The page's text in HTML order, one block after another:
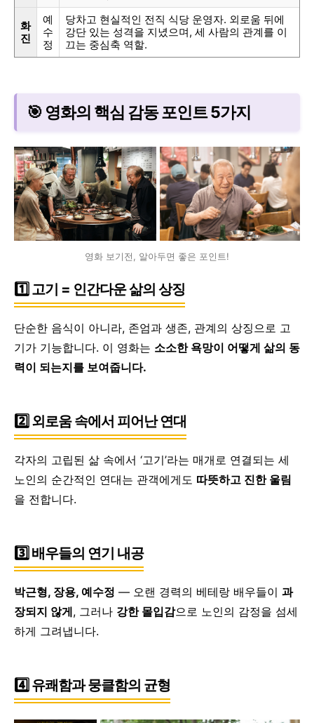
화
진
예
수
정
당차고 현실적인 전직 식당 운영자. 외로움 뒤에
강단 있는 성격을 지녔으며, 세 사람의 관계를 이
끄는 중심축 역할.
🎯 영화의 핵심 감동 포인트 5가지
영화 보기전, 알아두면 좋은 포인트!
1️⃣ 고기 = 인간다운 삶의 상징
단순한 음식이 아니라, 존엄과 생존, 관계의 상징으로 고
기가 기능합니다. 이 영화는 소소한 욕망이 어떻게 삶의 동
력이 되는지를 보여줍니다.
2️⃣ 외로움 속에서 피어난 연대
각자의 고립된 삶 속에서 ‘고기’라는 매개로 연결되는 세
노인의 순간적인 연대는 관객에게도 따뜻하고 진한 울림
을 전합니다.
3️⃣ 배우들의 연기 내공
박근형, 장용, 예수정 — 오랜 경력의 베테랑 배우들이 과
장되지 않게, 그러나 강한 몰입감으로 노인의 감정을 섬세
하게 그려냅니다.
4️⃣ 유쾌함과 뭉클함의 균형